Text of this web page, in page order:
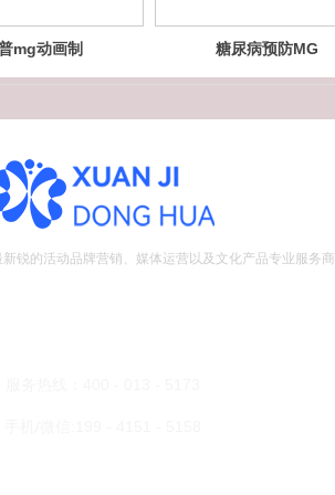
mg动画制
糖尿病预防MG
锐的活动品牌营销、媒体运营以及文化产品专业服务商